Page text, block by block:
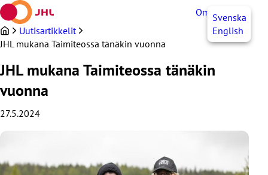
Siirry
sisältöön
OmaJHLSvenska
English
Uutisartikkelit
JHL mukana Taimiteossa tänäkin vuonna
JHL mukana Taimiteossa tänäkin
vuonna
27.5.2024